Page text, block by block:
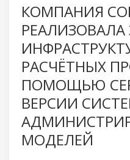
КОМПАНИЯ
РАСЧЁТНЫХ
ПОМОЩЬЮ
ВЕРСИИ
МОДЕЛЕЙ